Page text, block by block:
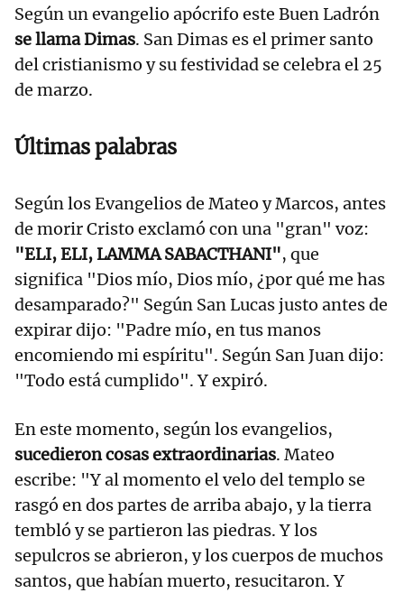
Según un evangelio apócrifo este Buen Ladrón
se llama Dimas. San Dimas es el primer santo
del cristianismo y su festividad se celebra el 25
de marzo.
Últimas palabras
Según los Evangelios de Mateo y Marcos, antes
de morir Cristo exclamó con una "gran" voz:
"ELI, ELI, LAMMA SABACTHANI", que
significa "Dios mío, Dios mío, ¿por qué me has
desamparado?" Según San Lucas justo antes de
expirar dijo: "Padre mío, en tus manos
encomiendo mi espíritu". Según San Juan dijo:
"Todo está cumplido". Y expiró.
En este momento, según los evangelios,
sucedieron cosas extraordinarias. Mateo
escribe: "Y al momento el velo del templo se
rasgó en dos partes de arriba abajo, y la tierra
tembló y se partieron las piedras. Y los
sepulcros se abrieron, y los cuerpos de muchos
santos, que habían muerto, resucitaron. Y